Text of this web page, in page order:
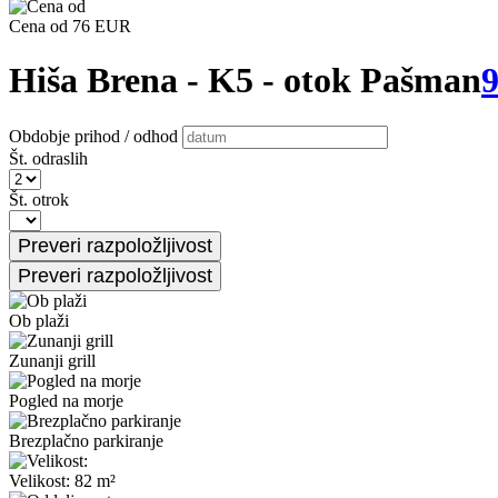
Cena od 76 EUR
Hiša Brena - K5 - otok Pašman
Obdobje prihod / odhod
Št. odraslih
Št. otrok
Ob plaži
Zunanji grill
Pogled na morje
Brezplačno parkiranje
Velikost: 82 m²